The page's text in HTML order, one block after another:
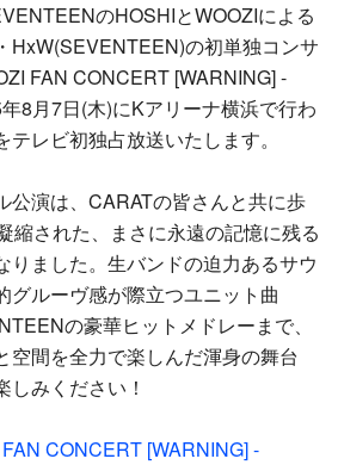
のHOSHIとWOOZIによる
HxW(SEVENTEEN)の初単独コンサ
FAN CONCERT [WARNING] -
8月7日(木)にKアリーナ横浜で行わ
レビ初独占放送いたします。
公演は、CARATの皆さんと共に歩
縮された、まさに永遠の記憶に残る
りました。生バンドの迫力あるサウ
グルーヴ感が際立つユニット曲
の豪華ヒットメドレーまで、
空間を全力で楽しんだ渾身の舞台
しみください！
CONCERT [WARNING] -